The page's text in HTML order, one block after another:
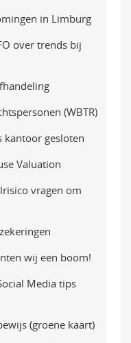
in Limburg
over trends bij
(WBTR)
kantoor gesloten
Valuation
vragen om
wij een boom!
Media tips
(groene kaart)